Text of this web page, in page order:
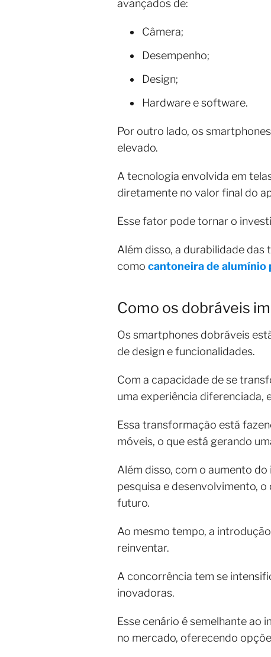
avançados de:
Câmera;
Desempenho;
Design;
Hardware e software.
Por outro lado, os
elevado.
A tecnologia envolvida em
diretamente no valor final do
Esse fator pode tornar o
Além disso, a durabilidade
como cantoneira de alumínio
Como os dobráveis
Os smartphones dobráveis
de design e funcionalidades.
Com a capacidade de se
uma experiência diferenciada,
Essa transformação está
móveis, o que está gerando
Além disso, com o aumento
pesquisa e desenvolvimento,
futuro.
Ao mesmo tempo, a
reinventar.
A concorrência tem se
inovadoras.
Esse cenário é semelhante ao
no mercado, oferecendo